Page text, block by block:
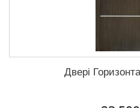
Двері